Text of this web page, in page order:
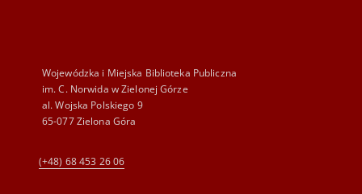
Wojewódzka i Miejska Biblioteka Publiczna
im. C. Norwida w Zielonej Górze
al. Wojska Polskiego 9
65-077 Zielona Góra
(+48) 68 453 26 06